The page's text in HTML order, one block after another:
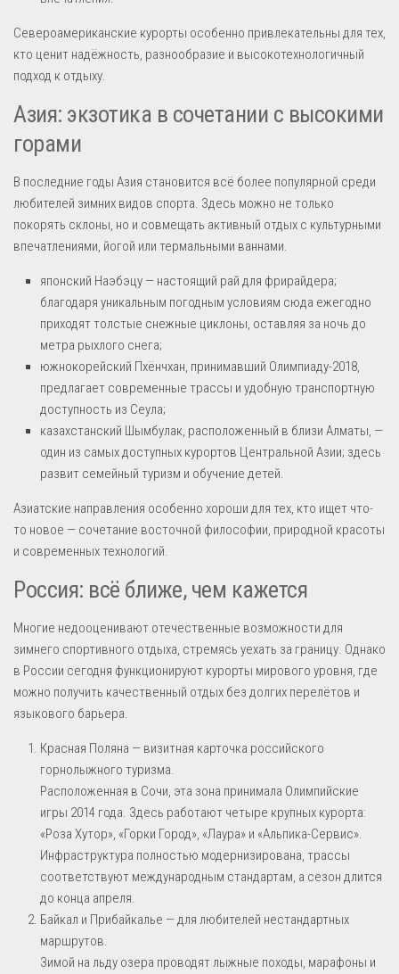
Североамериканские курорты особенно привлекательны для тех,
кто ценит надёжность, разнообразие и высокотехнологичный
подход к отдыху.
Азия: экзотика в сочетании с высокими
горами
В последние годы Азия становится всё более популярной среди
любителей зимних видов спорта. Здесь можно не только
покорять склоны, но и совмещать активный отдых с культурными
впечатлениями, йогой или термальными ваннами.
японский Наэбэцу — настоящий рай для фрирайдера;
благодаря уникальным погодным условиям сюда ежегодно
приходят толстые снежные циклоны, оставляя за ночь до
метра рыхлого снега;
южнокорейский Пхёнчхан, принимавший Олимпиаду-2018,
предлагает современные трассы и удобную транспортную
доступность из Сеула;
казахстанский Шымбулак, расположенный в близи Алматы, —
один из самых доступных курортов Центральной Азии; здесь
развит семейный туризм и обучение детей.
Азиатские направления особенно хороши для тех, кто ищет что-
то новое — сочетание восточной философии, природной красоты
и современных технологий.
Россия: всё ближе, чем кажется
Многие недооценивают отечественные возможности для
зимнего спортивного отдыха, стремясь уехать за границу. Однако
в России сегодня функционируют курорты мирового уровня, где
можно получить качественный отдых без долгих перелётов и
языкового барьера.
Красная Поляна — визитная карточка российского
горнолыжного туризма.
Расположенная в Сочи, эта зона принимала Олимпийские
игры 2014 года. Здесь работают четыре крупных курорта:
«Роза Хутор», «Горки Город», «Лаура» и «Альпика-Сервис».
Инфраструктура полностью модернизирована, трассы
соответствуют международным стандартам, а сезон длится
до конца апреля.
Байкал и Прибайкалье — для любителей нестандартных
маршрутов.
Зимой на льду озера проводят лыжные походы, марафоны и